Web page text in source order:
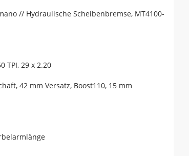
// Hydraulische Scheibenbremse, MT4100-
TPI, 29 x 2.20
42 mm Versatz, Boost110, 15 mm